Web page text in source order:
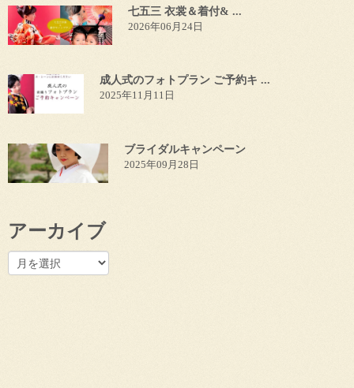
七五三 衣裳＆着付& ...
2026年06月24日
成人式のフォトプラン ご予約キ ...
2025年11月11日
ブライダルキャンペーン
2025年09月28日
アーカイブ